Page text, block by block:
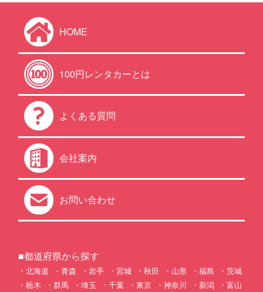
HOME
100円レンタカーとは
よくある質問
会社案内
お問い合わせ
■都道府県から探す
北海道 青森 岩手 宮城 秋田 山形 福島
茨城
栃木
群馬 埼玉 千葉 東京 神奈川 新潟
富山